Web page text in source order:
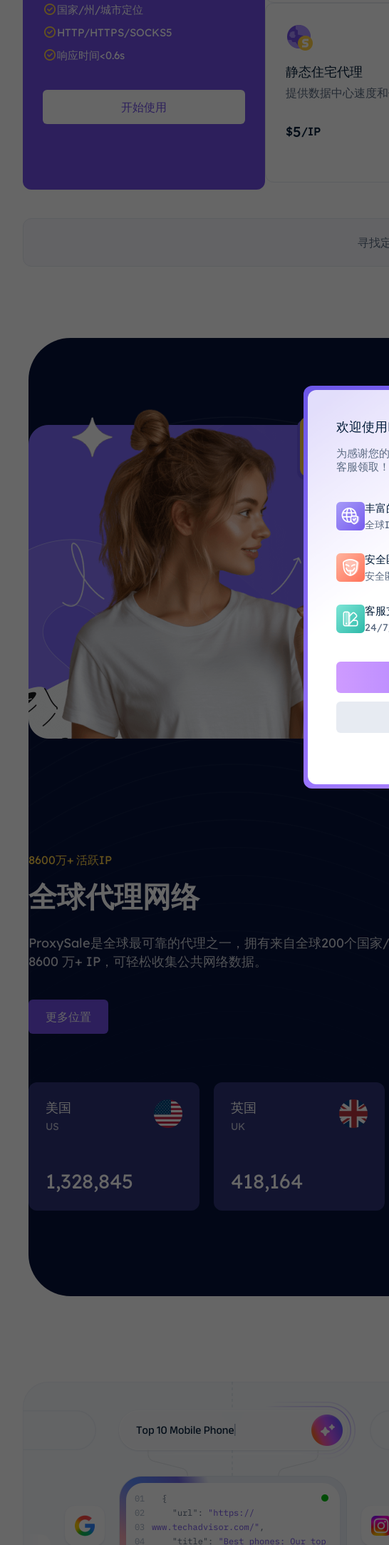
国家/州/城市定位
HTTP/HTTPS/SOCKS5
响应时间<0.6s
开始使用
静态住宅代理
提供数据中心速度
$5/IP
寻找
国家/地区
200+
正常运行
8600万+ 活跃IP
全球代理网络
ProxySale是全球最可靠的代理之一，拥有来自全球200个国家
8600 万+ IP，可轻松收集公共网络数据。
更多位置
美国
US
1,328,848
英国
UK
418,167
欢迎使
为感谢您
客服领取！
丰
全球
安全
安全
客服
24/7